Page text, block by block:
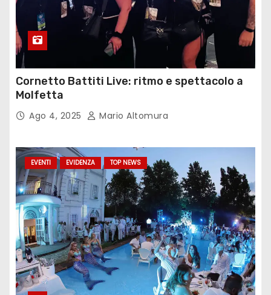
Cornetto Battiti Live: ritmo e spettacolo a
Molfetta
Ago 4, 2025 Mario Altomura
EVENTI EVIDENZA TOP NEWS